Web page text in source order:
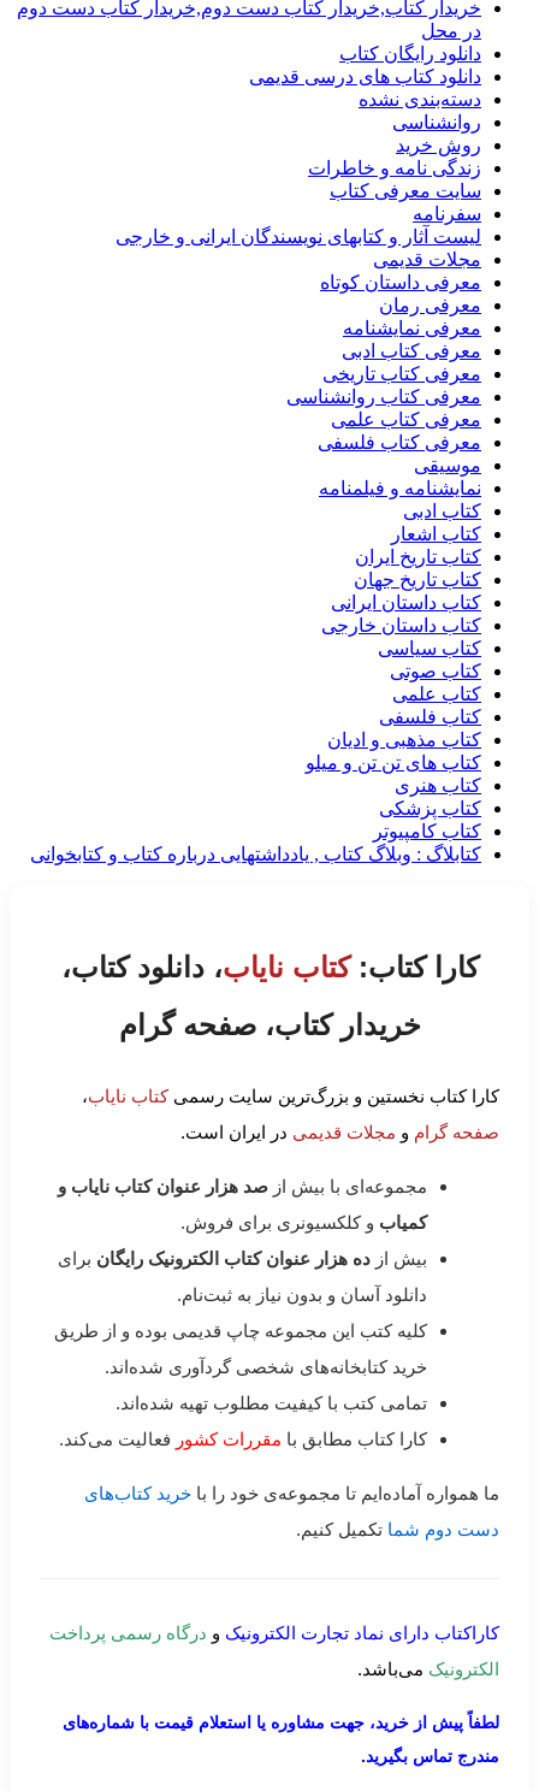
خریدار کتاب,خریدار کتاب دست دوم,خریدار کتاب دست دوم
در محل
دانلود رایگان کتاب
دانلود کتاب های درسی قدیمی
دسته‌بندی نشده
روانشناسی
روش خرید
زندگی نامه و خاطرات
سایت معرفی کتاب
سفرنامه
لیست آثار و کتابهای نویسندگان ایرانی و خارجی
مجلات قدیمی
معرفی داستان کوتاه
معرفی رمان
معرفی نمایشنامه
معرفی کتاب ادبی
معرفی کتاب تاریخی
معرفی کتاب روانشناسی
معرفی کتاب علمی
معرفی کتاب فلسفی
موسیقی
نمایشنامه و فیلمنامه
کتاب ادبی
کتاب اشعار
کتاب تاریخ ایران
کتاب تاریخ جهان
کتاب داستان ایرانی
کتاب داستان خارجی
کتاب سیاسی
کتاب صوتی
کتاب علمی
کتاب فلسفی
کتاب مذهبی و ادیان
کتاب های تن تن و میلو
کتاب هنری
کتاب پزشکی
کتاب کامپیوتر
کتابلاگ : وبلاگ کتاب , یادداشتهایی درباره کتاب و کتابخوانی
کارا کتاب:کتاب نایاب، دانلود کتاب،
خریدار کتاب، صفحه گرام
کارا کتاب نخستین و بزرگ‌ترین سایت رسمیکتاب نایاب،
صفحه گرام و مجلات قدیمی در ایران است.
مجموعه‌ای با بیش از صد هزار عنوان کتاب نایاب و
کمیاب و کلکسیونری برای فروش.
بیش از ده هزار عنوان کتاب الکترونیک رایگان برای
دانلود آسان و بدون نیاز به ثبت‌نام.
کلیه کتب این مجموعه چاپ قدیمی بوده و از طریق
خرید کتابخانه‌های شخصی گردآوری شده‌اند.
تمامی کتب با کیفیت مطلوب تهیه شده‌اند.
کارا کتاب مطابق با مقررات کشور فعالیت می‌کند.
ما همواره آماده‌ایم تا مجموعه‌ی خود را با خرید کتاب‌های
دست دوم شما تکمیل کنیم.
کاراکتاب دارای نماد تجارت الکترونیک و درگاه رسمی پرداخت
الکترونیک می‌باشد.
لطفاً پیش از خرید، جهت مشاوره یا استعلام قیمت با شماره‌های
مندرج تماس بگیرید.